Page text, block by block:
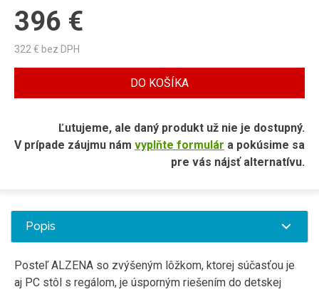
396 €
322 € bez DPH
DO KOŠÍKA
Ľutujeme, ale daný produkt už nie je dostupný.
V prípade záujmu nám vyplňte formulár a pokúsime sa
pre vás nájsť alternatívu.
Popis
Posteľ ALZENA so zvýšeným lôžkom, ktorej súčasťou je
aj PC stôl s regálom, je úsporným riešením do detskej